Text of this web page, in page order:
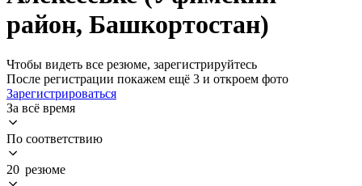
район, Башкортостан)
Чтобы видеть все резюме, зарегистрируйтесь
После регистрации покажем ещё 3 и откроем фото
Зарегистрироваться
За всё время
По соответствию
20 резюме